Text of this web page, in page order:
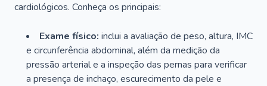
cardiológicos. Conheça os principais:
Exame físico: inclui a avaliação de peso, altura, IMC
e circunferência abdominal, além da medição da
pressão arterial e a inspeção das pernas para verificar
a presença de inchaço, escurecimento da pele e